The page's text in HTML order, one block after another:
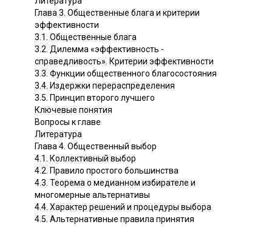
Глава 3. Общественные блага и критерии
эффективности
3.1. Общественные блага
3.2. Дилемма «эффективность -
справедливость». Критерии эффективности
3.3. Функции общественного благосостояния
3.4. Издержки перераспределения
3.5. Принцип второго лучшего
Ключевые понятия
Вопросы к главе
Литература
Глава 4. Общественный выбор
4.1. Коллективный выбор
4.2. Правило простого большинства
4.3. Теорема о медианном избирателе и
многомерные альтернативы
4.4. Характер решений и процедуры выбора
4.5. Альтернативные правила принятия